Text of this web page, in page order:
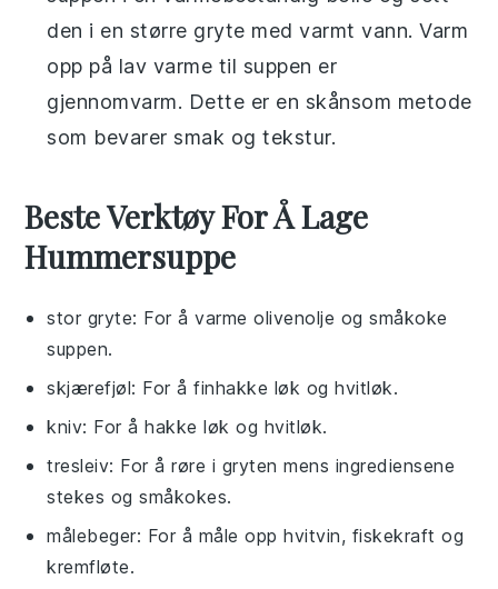
den i en større gryte med varmt vann. Varm
opp på lav varme til suppen er
gjennomvarm. Dette er en skånsom metode
som bevarer smak og tekstur.
Beste Verktøy For Å Lage
Hummersuppe
stor gryte: For å varme olivenolje og småkoke
suppen.
skjærefjøl: For å finhakke løk og hvitløk.
kniv: For å hakke løk og hvitløk.
tresleiv: For å røre i gryten mens ingrediensene
stekes og småkokes.
målebeger: For å måle opp hvitvin, fiskekraft og
kremfløte.